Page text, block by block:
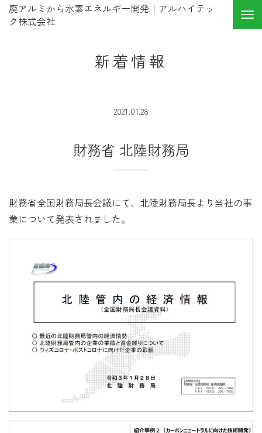
廃アルミから水素エネルギー開発｜アルハイテッ
ク株式会社
新着情報
2021.01.28
財務省 北陸財務局
財務省全国財務局長会議にて、北陸財務局長より当社の事
業について発表されました。